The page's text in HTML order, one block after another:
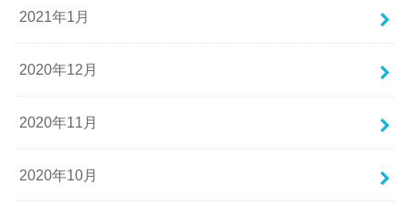
2021年1月
2020年12月
2020年11月
2020年10月